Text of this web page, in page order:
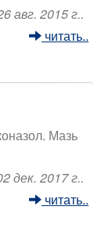
авг. 2015 г..
читать..
Мазь
дек. 2017 г..
читать..